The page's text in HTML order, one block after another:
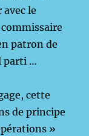
le
patron de
parti …
cette
de principe
»